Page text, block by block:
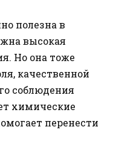
полезна в
высокая
Но она тоже
качественной
соблюдения
химические
перенести